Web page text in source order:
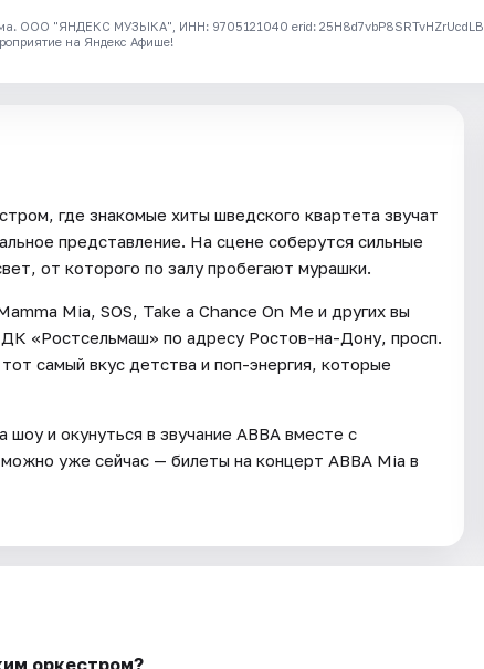
ООО "ЯНДЕКС МУЗЫКА", ИНН: 9705121040 erid: 25H8d7vbP8SRTvHZrUcdLB
на Яндекс Афише!
где знакомые хиты шведского квартета звучат
представление. На сцене соберутся сильные
от которого по залу пробегают мурашки.
Mia, SOS, Take a Chance On Me и других вы
«Ростсельмаш» по адресу Ростов-на-Дону, просп.
самый вкус детства и поп-энергия, которые
и окунуться в звучание ABBA вместе с
уже сейчас — билеты на концерт ABBA Mia в
оркестром?